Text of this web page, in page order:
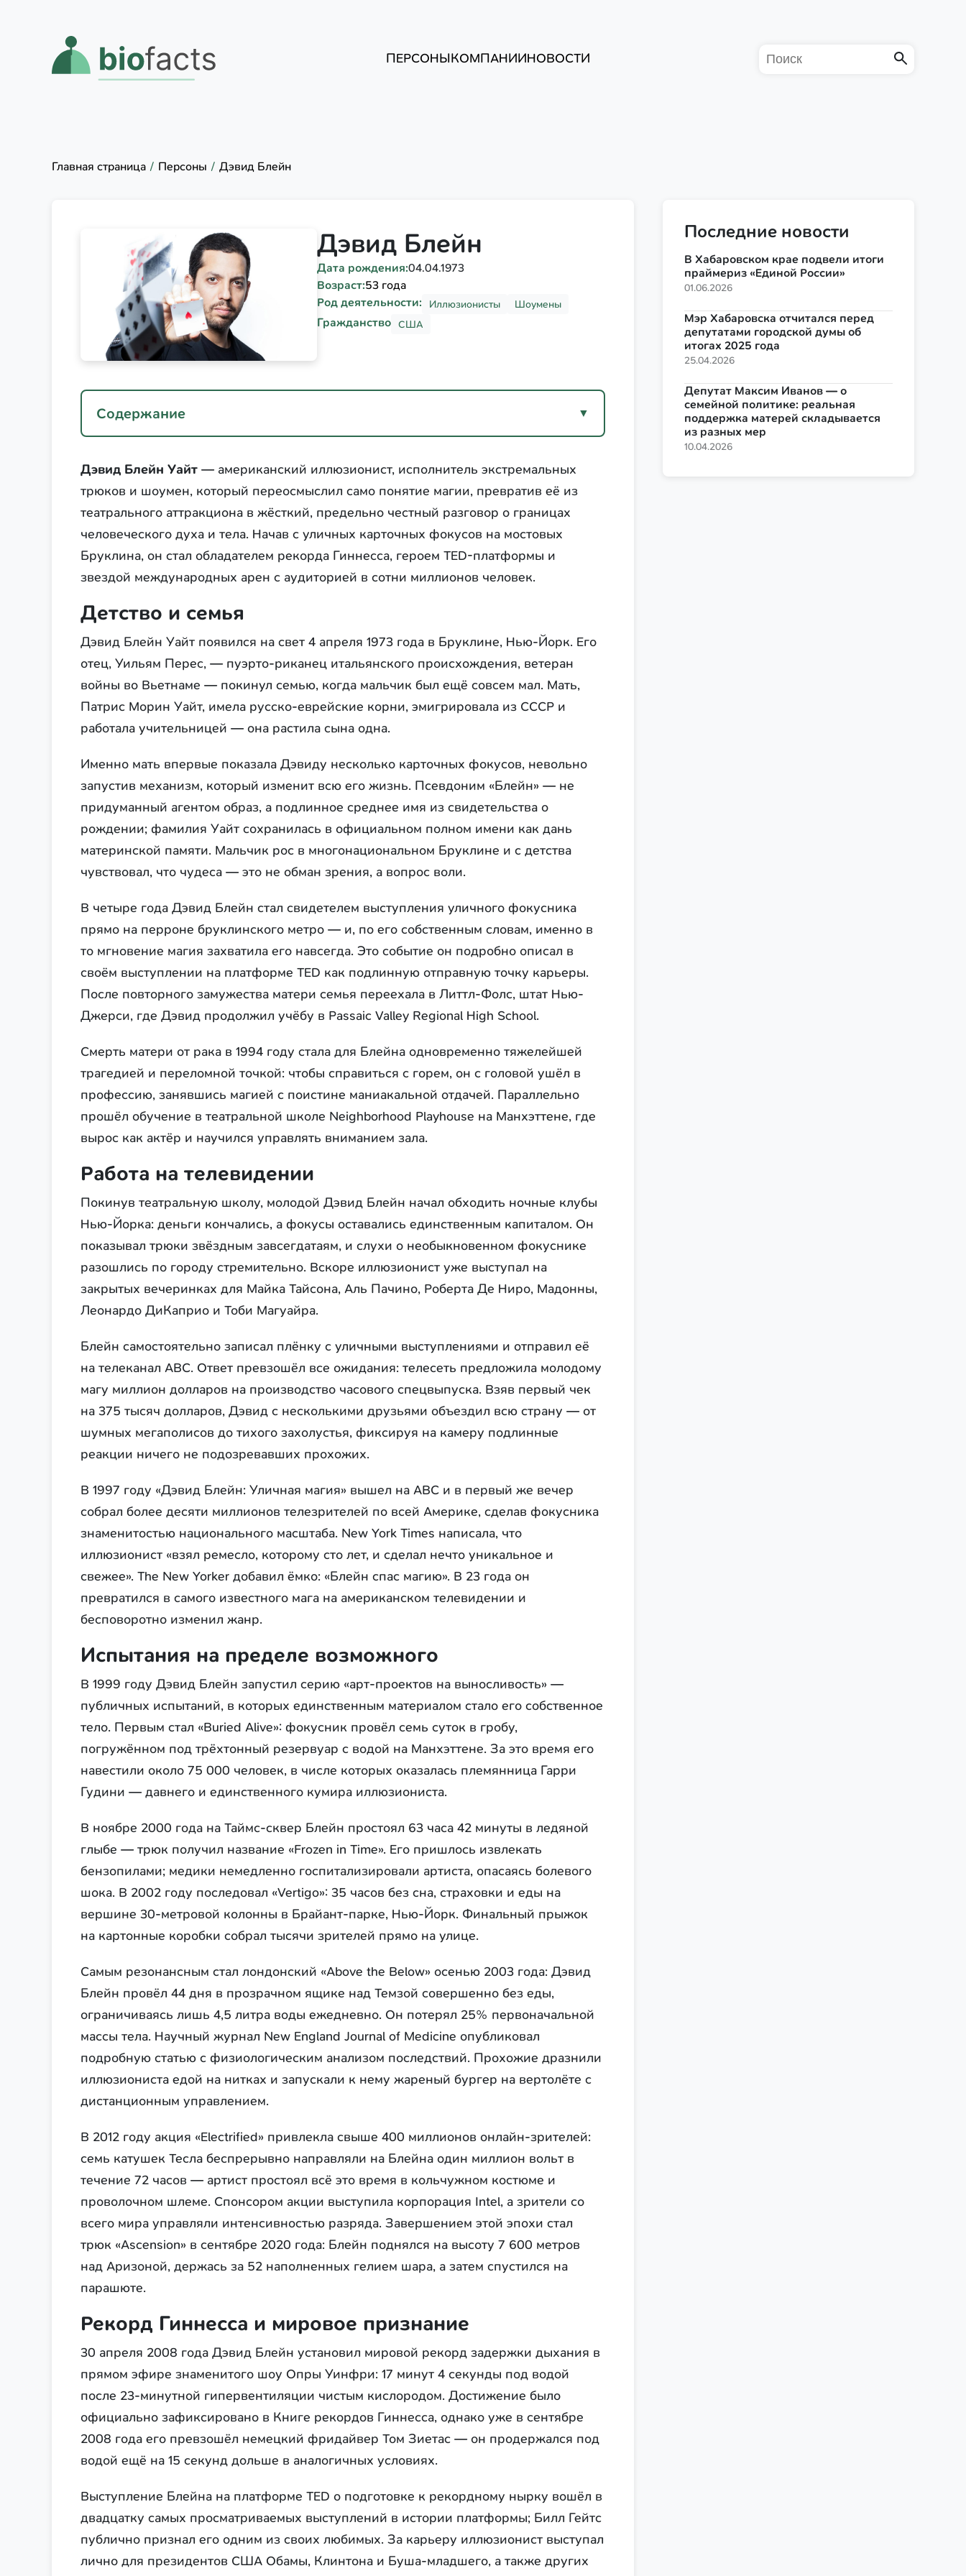
ПЕРСОНЫКОМПАНИИНОВОСТИ
Главная страница Персоны Дэвид Блейн
Дэвид Блейн
Дата рождения:04.04.1973
Возраст:53 года
Род деятельности:
Иллюзионисты Шоумены
Гражданство США
Содержание ▼
Дэвид Блейн Уайт — американский иллюзионист, исполнитель экстремальных
трюков и шоумен, который переосмыслил само понятие магии, превратив её из
театрального аттракциона в жёсткий, предельно честный разговор о границах
человеческого духа и тела. Начав с уличных карточных фокусов на мостовых
Бруклина, он стал обладателем рекорда Гиннесса, героем TED-платформы и
звездой международных арен с аудиторией в сотни миллионов человек.
Детство и семья
Дэвид Блейн Уайт появился на свет 4 апреля 1973 года в Бруклине, Нью-Йорк. Его
отец, Уильям Перес, — пуэрто-риканец итальянского происхождения, ветеран
войны во Вьетнаме — покинул семью, когда мальчик был ещё совсем мал. Мать,
Патрис Морин Уайт, имела русско-еврейские корни, эмигрировала из СССР и
работала учительницей — она растила сына одна.
Именно мать впервые показала Дэвиду несколько карточных фокусов, невольно
запустив механизм, который изменит всю его жизнь. Псевдоним «Блейн» — не
придуманный агентом образ, а подлинное среднее имя из свидетельства о
рождении; фамилия Уайт сохранилась в официальном полном имени как дань
материнской памяти. Мальчик рос в многонациональном Бруклине и с детства
чувствовал, что чудеса — это не обман зрения, а вопрос воли.
В четыре года Дэвид Блейн стал свидетелем выступления уличного фокусника
прямо на перроне бруклинского метро — и, по его собственным словам, именно в
то мгновение магия захватила его навсегда. Это событие он подробно описал в
своём выступлении на платформе TED как подлинную отправную точку карьеры.
После повторного замужества матери семья переехала в Литтл-Фолс, штат Нью-
Джерси, где Дэвид продолжил учёбу в Passaic Valley Regional High School.
Смерть матери от рака в 1994 году стала для Блейна одновременно тяжелейшей
трагедией и переломной точкой: чтобы справиться с горем, он с головой ушёл в
профессию, занявшись магией с поистине маниакальной отдачей. Параллельно
прошёл обучение в театральной школе Neighborhood Playhouse на Манхэттене, где
вырос как актёр и научился управлять вниманием зала.
Работа на телевидении
Покинув театральную школу, молодой Дэвид Блейн начал обходить ночные клубы
Нью-Йорка: деньги кончались, а фокусы оставались единственным капиталом. Он
показывал трюки звёздным завсегдатаям, и слухи о необыкновенном фокуснике
разошлись по городу стремительно. Вскоре иллюзионист уже выступал на
закрытых вечеринках для Майка Тайсона, Аль Пачино, Роберта Де Ниро, Мадонны,
Леонардо ДиКаприо и Тоби Магуайра.
Блейн самостоятельно записал плёнку с уличными выступлениями и отправил её
на телеканал ABC. Ответ превзошёл все ожидания: телесеть предложила молодому
магу миллион долларов на производство часового спецвыпуска. Взяв первый чек
на 375 тысяч долларов, Дэвид с несколькими друзьями объездил всю страну — от
шумных мегаполисов до тихого захолустья, фиксируя на камеру подлинные
реакции ничего не подозревавших прохожих.
В 1997 году «Дэвид Блейн: Уличная магия» вышел на ABC и в первый же вечер
собрал более десяти миллионов телезрителей по всей Америке, сделав фокусника
знаменитостью национального масштаба. New York Times написала, что
иллюзионист «взял ремесло, которому сто лет, и сделал нечто уникальное и
свежее». The New Yorker добавил ёмко: «Блейн спас магию». В 23 года он
превратился в самого известного мага на американском телевидении и
бесповоротно изменил жанр.
Испытания на пределе возможного
В 1999 году Дэвид Блейн запустил серию «арт-проектов на выносливость» —
публичных испытаний, в которых единственным материалом стало его собственное
тело. Первым стал «Buried Alive»: фокусник провёл семь суток в гробу,
погружённом под трёхтонный резервуар с водой на Манхэттене. За это время его
навестили около 75 000 человек, в числе которых оказалась племянница Гарри
Гудини — давнего и единственного кумира иллюзиониста.
В ноябре 2000 года на Таймс-сквер Блейн простоял 63 часа 42 минуты в ледяной
глыбе — трюк получил название «Frozen in Time». Его пришлось извлекать
бензопилами; медики немедленно госпитализировали артиста, опасаясь болевого
шока. В 2002 году последовал «Vertigo»: 35 часов без сна, страховки и еды на
вершине 30-метровой колонны в Брайант-парке, Нью-Йорк. Финальный прыжок
на картонные коробки собрал тысячи зрителей прямо на улице.
Самым резонансным стал лондонский «Above the Below» осенью 2003 года: Дэвид
Блейн провёл 44 дня в прозрачном ящике над Темзой совершенно без еды,
ограничиваясь лишь 4,5 литра воды ежедневно. Он потерял 25% первоначальной
массы тела. Научный журнал New England Journal of Medicine опубликовал
подробную статью с физиологическим анализом последствий. Прохожие дразнили
иллюзиониста едой на нитках и запускали к нему жареный бургер на вертолёте с
дистанционным управлением.
В 2012 году акция «Electrified» привлекла свыше 400 миллионов онлайн-зрителей:
семь катушек Тесла беспрерывно направляли на Блейна один миллион вольт в
течение 72 часов — артист простоял всё это время в кольчужном костюме и
проволочном шлеме. Спонсором акции выступила корпорация Intel, а зрители со
всего мира управляли интенсивностью разряда. Завершением этой эпохи стал
трюк «Ascension» в сентябре 2020 года: Блейн поднялся на высоту 7 600 метров
над Аризоной, держась за 52 наполненных гелием шара, а затем спустился на
парашюте.
Рекорд Гиннесса и мировое признание
30 апреля 2008 года Дэвид Блейн установил мировой рекорд задержки дыхания в
прямом эфире знаменитого шоу Опры Уинфри: 17 минут 4 секунды под водой
после 23-минутной гипервентиляции чистым кислородом. Достижение было
официально зафиксировано в Книге рекордов Гиннесса, однако уже в сентябре
2008 года его превзошёл немецкий фридайвер Том Зиетас — он продержался под
водой ещё на 15 секунд дольше в аналогичных условиях.
Выступление Блейна на платформе TED о подготовке к рекордному нырку вошёл в
двадцатку самых просматриваемых выступлений в истории платформы; Билл Гейтс
публично признал его одним из своих любимых. За карьеру иллюзионист выступал
лично для президентов США Обамы, Клинтона и Буша-младшего, а также других
Последние новости
В Хабаровском крае подвели итоги
праймериз «Единой России»
01.06.2026
Мэр Хабаровска отчитался перед
депутатами городской думы об
итогах 2025 года
25.04.2026
Депутат Максим Иванов — о
семейной политике: реальная
поддержка матерей складывается
из разных мер
10.04.2026